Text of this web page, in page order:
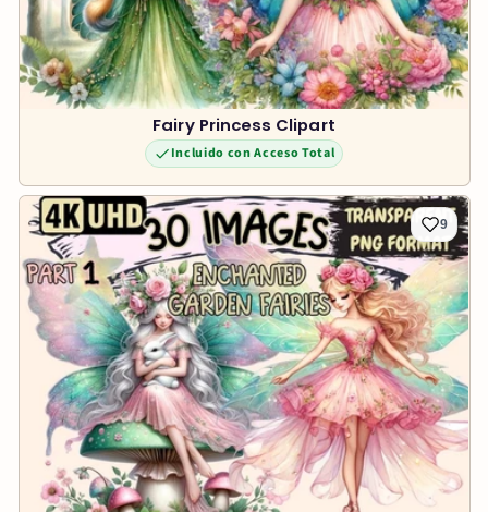
Fairy Princess Clipart
Incluido con Acceso Total
9